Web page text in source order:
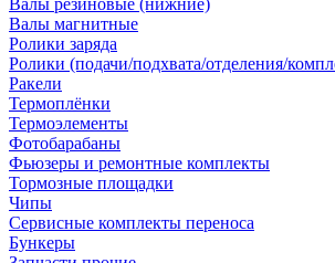
Валы резиновые (нижние)
Валы магнитные
Ролики заряда
Ролики (подачи/подхвата/отделения/
Ракели
Термоплёнки
Термоэлементы
Фотобарабаны
Фьюзеры и ремонтные комплекты
Тормозные площадки
Чипы
Сервисные комплекты переноса
Бункеры